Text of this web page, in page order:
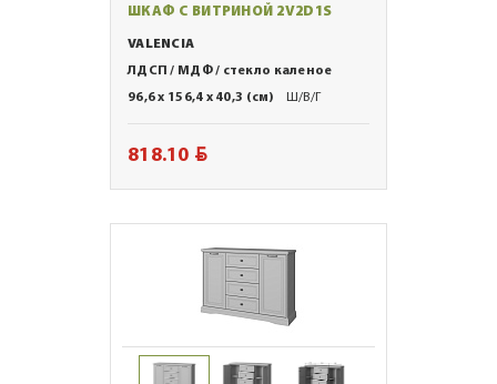
ШКАФ С ВИТРИНОЙ 2V2D1S
VALENCIA
ЛДСП / МДФ / стекло каленое
96,6 x 156,4 x 40,3 (см)
Ш/В/Г
818.10 BYN